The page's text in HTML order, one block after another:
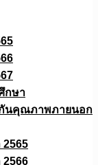
กษา
กันคุณภาพภายนอก
2565
2566